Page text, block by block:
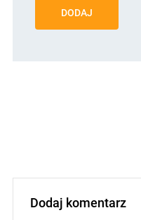
DODAJ
Dodaj komentarz